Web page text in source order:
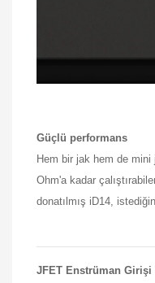
Güçlü performans
Hem bir jak hem de mini
Ohm'a kadar
donatılmış iD14,
JFET Enstrüman Girişi